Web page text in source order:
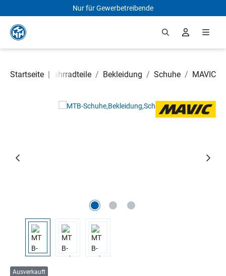
Zum Hauptinhalt springen
Nur für Gewerbetreibende
Startseite |Fahrradteile / Bekleidung / Schuhe / MAVIC
Bildergalerie überspringen
Ausverkauft